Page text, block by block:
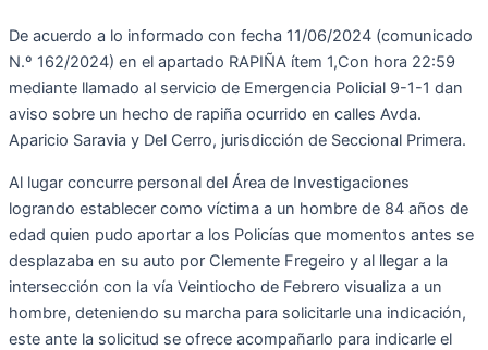
De acuerdo a lo informado con fecha 11/06/2024 (comunicado
N.º 162/2024) en el apartado RAPIÑA ítem 1,Con hora 22:59
mediante llamado al servicio de Emergencia Policial 9-1-1 dan
aviso sobre un hecho de rapiña ocurrido en calles Avda.
Aparicio Saravia y Del Cerro, jurisdicción de Seccional Primera.
Al lugar concurre personal del Área de Investigaciones
logrando establecer como víctima a un hombre de 84 años de
edad quien pudo aportar a los Policías que momentos antes se
desplazaba en su auto por Clemente Fregeiro y al llegar a la
intersección con la vía Veintiocho de Febrero visualiza a un
hombre, deteniendo su marcha para solicitarle una indicación,
este ante la solicitud se ofrece acompañarlo para indicarle el